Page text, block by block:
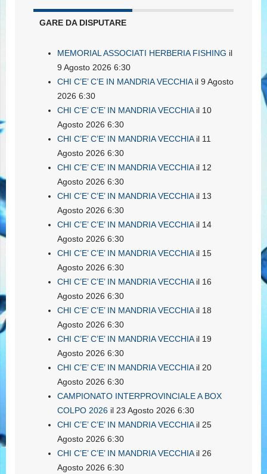
GARE DA DISPUTARE
MEMORIAL ASSOCIATI HERBERIA FISHING il
9 Agosto 2026 6:30
CHI C’E’ C’E IN MANDRIA VECCHIAil 9 Agosto
2026 6:30
CHI C’E’ C’E’ IN MANDRIA VECCHIAil 10
Agosto 2026 6:30
CHI C’E’ C’E’ IN MANDRIA VECCHIAil 11
Agosto 2026 6:30
CHI C’E’ C’E’ IN MANDRIA VECCHIAil 12
Agosto 2026 6:30
CHI C’E’ C’E’ IN MANDRIA VECCHIAil 13
Agosto 2026 6:30
CHI C’E’ C’E’ IN MANDRIA VECCHIAil 14
Agosto 2026 6:30
CHI C’E’ C’E’ IN MANDRIA VECCHIAil 15
Agosto 2026 6:30
CHI C’E’ C’E’ IN MANDRIA VECCHIAil 16
Agosto 2026 6:30
CHI C’E’ C’E’ IN MANDRIA VECCHIAil 18
Agosto 2026 6:30
CHI C’E’ C’E’ IN MANDRIA VECCHIAil 19
Agosto 2026 6:30
CHI C’E’ C’E’ IN MANDRIA VECCHIAil 20
Agosto 2026 6:30
CAMPIONATO INTERPROVINCIALE A BOX
COLPO 2026 il 23 Agosto 2026 6:30
CHI C’E’ C’E’ IN MANDRIA VECCHIAil 25
Agosto 2026 6:30
CHI C’E’ C’E’ IN MANDRIA VECCHIAil 26
Agosto 2026 6:30